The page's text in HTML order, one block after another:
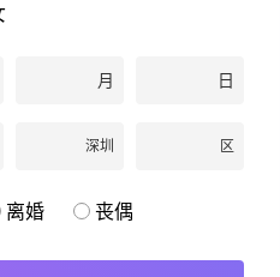
12000元
月 日
深圳 区
离婚 丧偶